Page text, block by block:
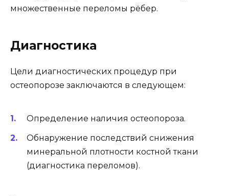
множественные переломы рёбер.
Диагностика
Цели диагностических процедур при
остеопорозе заключаются в следующем:
Определение наличия остеопороза.
Обнаружение последствий снижения
минеральной плотности костной ткани
(диагностика переломов).